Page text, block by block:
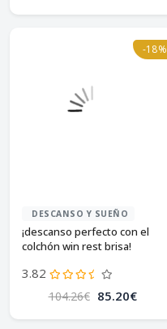
-18%
DESCANSO Y SUEÑO
¡descanso perfecto con el
colchón win rest brisa!
3.82
104.26€ 85.20€